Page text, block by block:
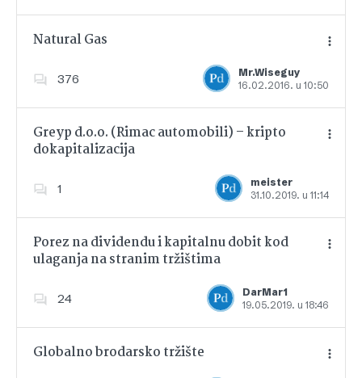
Natural Gas
376
Mr.Wiseguy
16.02.2016. u 10:50
Dodajte u favorite
Greyp d.o.o. (Rimac automobili) – kripto
dokapitalizacija
1
meister
31.10.2019. u 11:14
Dodajte u favorite
Porez na dividendu i kapitalnu dobit kod
ulaganja na stranim tržištima
24
DarMar1
19.05.2019. u 18:46
Dodajte u favorite
Globalno brodarsko tržište